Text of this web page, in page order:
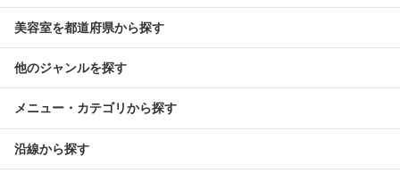
美容室を都道府県から探す
他のジャンルを探す
メニュー・カテゴリから探す
沿線から探す